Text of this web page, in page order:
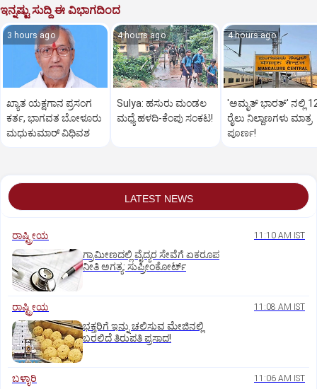
ಇನ್ನಷ್ಟು ಸುದ್ದಿ ಈ ವಿಭಾಗದಿಂದ
3 hours ago
ಖ್ಯಾತ ಯಕ್ಷಗಾನ ಪ್ರಸಂಗ
ಕರ್ತ, ಭಾಗವತ ಬೋಳೂರು
ಮಧುಕುಮಾರ್ ವಿಧಿವಶ
4 hours ago
Sulya: ಹಸುರು ಮಂಡಲ
ಮಧ್ಯೆ ಹಳದಿ-ಕೆಂಪು ಸಂಕಟ!
4 hours ago
'ಅಮೃತ್‌ ಭಾರತ್‌' ನಲ್ಲಿ
ರೈಲು ನಿಲ್ದಾಣಗಳು ಮಾತ್ರ
ಪೂರ್ಣ!
LATEST NEWS
ರಾಷ್ಟ್ರೀಯ 11:10 AM IST
ಗ್ರಾಮೀಣದಲ್ಲಿ ವೈದ್ಯರ ಸೇವೆಗೆ ಏಕರೂಪ
ನೀತಿ ಅಗತ್ಯ: ಸುಪ್ರೀಂಕೋರ್ಟ್‌
ರಾಷ್ಟ್ರೀಯ 11:08 AM IST
ಭಕ್ತರಿಗೆ ಇನ್ನು ಚಲಿಸುವ ಮೇಜಿನಲ್ಲಿ
ಬರಲಿದೆ ತಿರುಪತಿ ಪ್ರಸಾದ!
ಬಳ್ಳಾರಿ 11:06 AM IST